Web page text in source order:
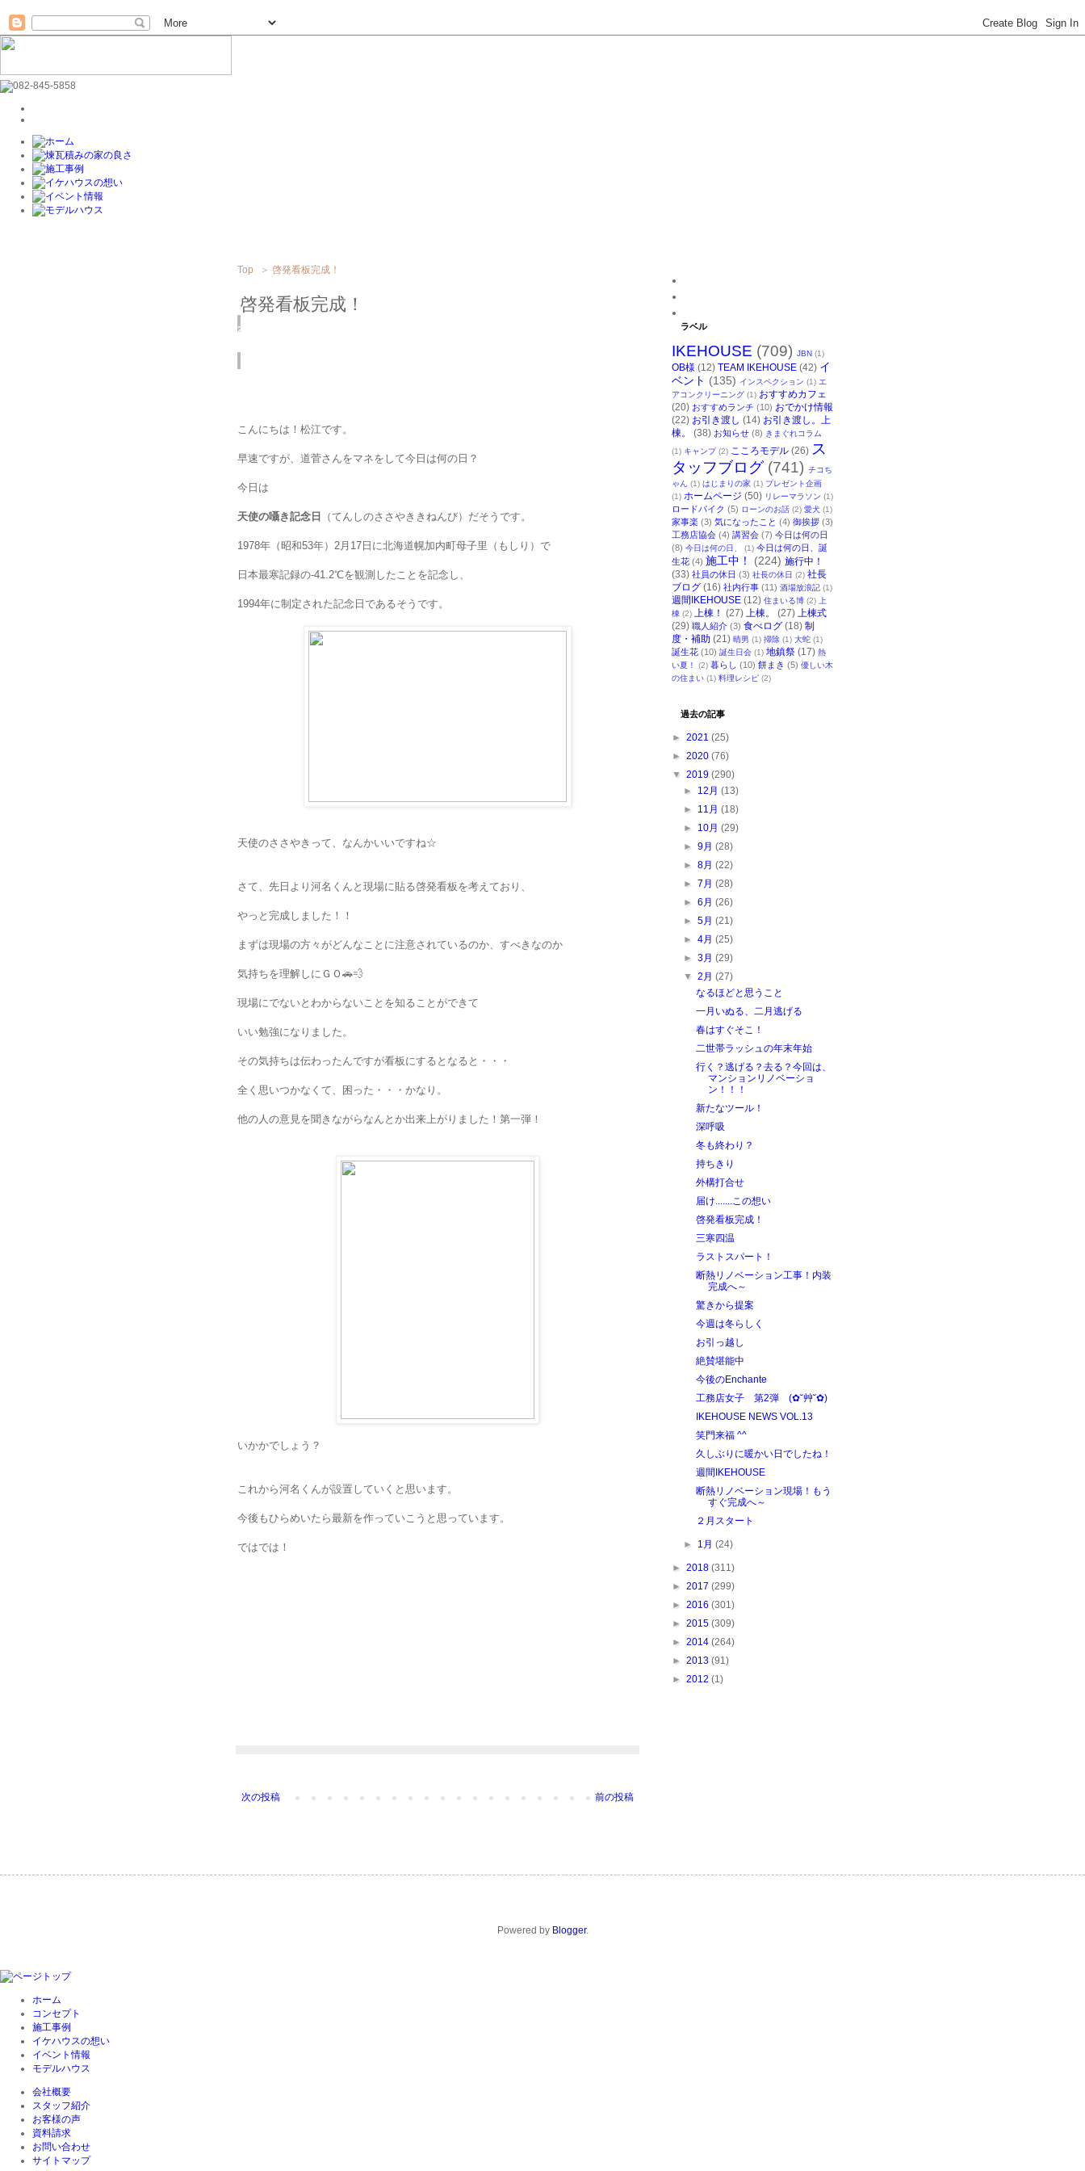
Top ＞ 啓発看板完成！
啓発看板完成！
2019
こんにちは！松江です。
早速ですが、道菅さんをマネをして今日は何の日？
今日は
天使の囁き記念日 （てんしのささやききねんび）だそうです。
1978年（昭和53年）2月17日に北海道幌加内町母子里（もしり）で
日本最寒記録の-41.2℃を観測したことを記念し、
1994年に制定された記念日であるそうです。
天使のささやきって、なんかいいですね☆
さて、先日より河名くんと現場に貼る啓発看板を考えており、
やっと完成しました！！
まずは現場の方々がどんなことに注意されているのか、すべきなのか
気持ちを理解しにＧＯ🚗💨
現場にでないとわからないことを知ることができて
いい勉強になりました。
その気持ちは伝わったんですが看板にするとなると・・・
全く思いつかなくて、困った・・・かなり。
他の人の意見を聞きながらなんとか出来上がりました！第一弾！
いかかでしょう？
これから河名くんが設置していくと思います。
今後もひらめいたら最新を作っていこうと思っています。
ではでは！
次の投稿 前の投稿
ラベル
IKEHOUSE (709) JBN (1)
OB様 (12) TEAM IKEHOUSE (42) イ
ベント (135) インスペクション (1) エ
アコンクリーニング (1) おすすめカフェ
(20) おすすめランチ (10) おでかけ情報
(22) お引き渡し (14) お引き渡し。上
棟。
(38) お知らせ (8) きまぐれコラム
(1) キャンプ (2) こころモデル (26) ス
タッフブログ (741) チコち
ゃん
(1) はじまりの家 (1) プレゼント企画
(1) ホームページ (50) リレーマラソン (1)
ロードバイク (5) ローンのお話 (2) 愛犬 (1)
家事楽 (3) 気になったこと (4) 御挨拶 (3)
工務店協会 (4) 講習会 (7) 今日は何の日
(8) 今日は何の日、 (1) 今日は何の日、誕
生花 (4) 施工中！ (224) 施行中！
(33) 社員の休日 (3) 社長の休日 (2) 社長
ブログ (16) 社内行事 (11) 酒場放浪記 (1)
週間IKEHOUSE (12) 住まいる博 (2)
上
棟 (2) 上棟！ (27) 上棟。 (27) 上棟式
(29) 職人紹介 (3) 食べログ (18) 制
度・補助 (21) 晴男 (1) 掃除 (1) 大蛇 (1)
誕生花 (10) 誕生日会 (1) 地鎮祭 (17) 熱
い夏！
(2) 暮らし (10) 餅まき (5) 優しい木
の住まい (1) 料理レシピ (2)
過去の記事
► 2021 (25)
► 2020 (76)
▼ 2019 (290)
► 12月 (13)
► 11月 (18)
► 10月 (29)
►9月 (28)
►8月 (22)
►7月 (28)
►6月 (26)
►5月 (21)
►4月 (25)
►3月 (29)
▼ 2月 (27)
なるほどと思うこと
一月いぬる、二月逃げる
春はすぐそこ！
二世帯ラッシュの年末年始
行く？逃げる？去る？今回は、
マンションリノベーショ
ン！！！
新たなツール！
深呼吸
冬も終わり？
持ちきり
外構打合せ
届け.......この想い
啓発看板完成！
三寒四温
ラストスパート！
断熱リノベーション工事！内装
完成へ～
驚きから提案
今週は冬らしく
お引っ越し
絶賛堪能中
今後のEnchante
工務店女子 第2弾 (✿˘艸˘✿)
IKEHOUSE NEWS VOL.13
笑門来福 ^^
久しぶりに暖かい日でしたね！
週間IKEHOUSE
断熱リノベーション現場！もう
すぐ完成へ～
２月スタート
► 1月 (24)
► 2018 (311)
► 2017 (299)
► 2016 (301)
► 2015 (309)
► 2014 (264)
► 2013 (91)
► 2012 (1)
Powered by Blogger.
ホーム
コンセプト
施工事例
イケハウスの想い
イベント情報
モデルハウス
会社概要
スタッフ紹介
お客様の声
資料請求
お問い合わせ
サイトマップ